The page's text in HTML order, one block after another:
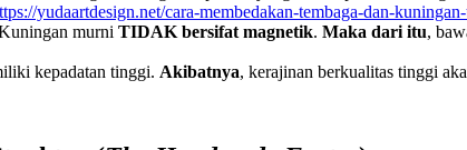
yudaartdesign.net/cara-membedakan-tembaga-dan-
murni TIDAK bersifat magnetik. Maka dari itu,
kepadatan tinggi. Akibatnya, kerajinan berkualitas tinggi